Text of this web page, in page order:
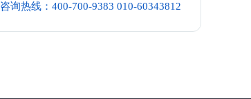
咨询热线：400-700-9383 010-60343812